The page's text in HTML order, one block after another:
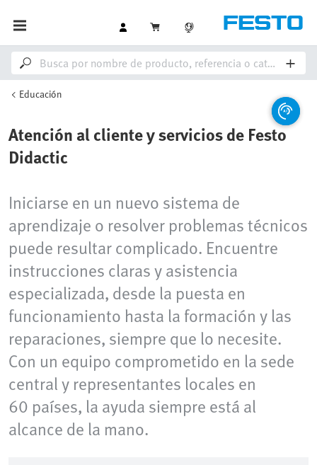
Educación
Atención al cliente y servicios de Festo
Didactic
Iniciarse en un nuevo sistema de
aprendizaje o resolver problemas técnicos
puede resultar complicado. Encuentre
instrucciones claras y asistencia
especializada, desde la puesta en
funcionamiento hasta la formación y las
reparaciones, siempre que lo necesite.
Con un equipo comprometido en la sede
central y representantes locales en
60 países, la ayuda siempre está al
alcance de la mano.